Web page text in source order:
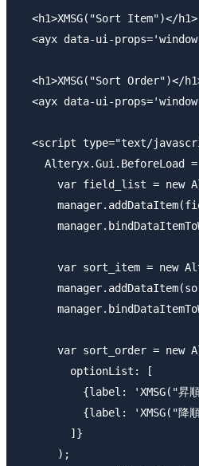
  <h1>XMSG("Sort Item")</h1>
<ayx data-ui-
<h1>XMSG("Sort Order")</
<ayx data-ui-
<script type="text/
Alteryx.Gui.BeforeLoad
var field_list = new
var sort_item = new
var sort_order = new
        optionList: [
{label: 'XMSG("昇
{label: 'XMSG("降
        ]}
      );